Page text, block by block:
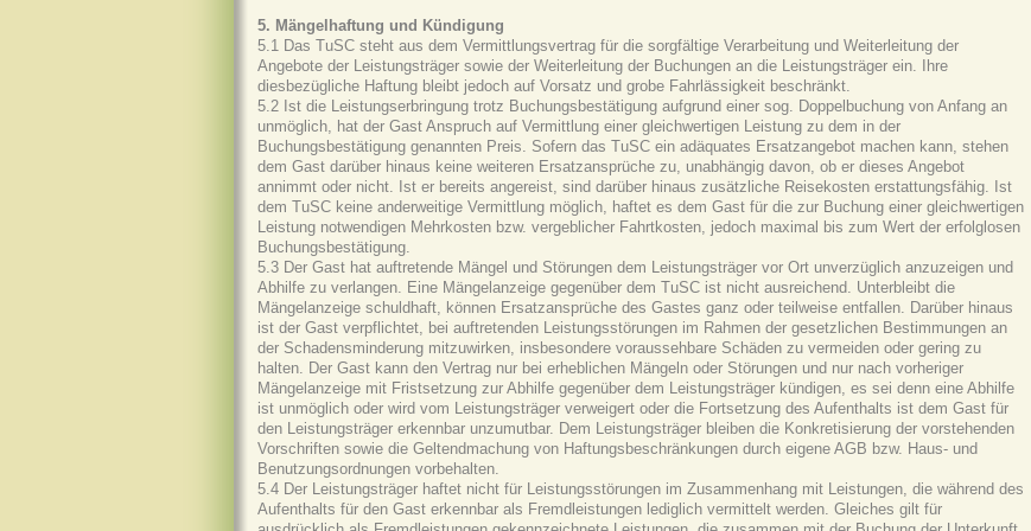
5. Mängelhaftung und Kündigung
5.1 Das TuSC steht aus dem Vermittlungsvertrag für die sorgfältige Verarbeitung und Weiterleitung der
Angebote der Leistungsträger sowie der Weiterleitung der Buchungen an die Leistungsträger ein. Ihre
diesbezügliche Haftung bleibt jedoch auf Vorsatz und grobe Fahrlässigkeit beschränkt.
5.2 Ist die Leistungserbringung trotz Buchungsbestätigung aufgrund einer sog. Doppelbuchung von Anfang an
unmöglich, hat der Gast Anspruch auf Vermittlung einer gleichwertigen Leistung zu dem in der
Buchungsbestätigung genannten Preis. Sofern das TuSC ein adäquates Ersatzangebot machen kann, stehen
dem Gast darüber hinaus keine weiteren Ersatzansprüche zu, unabhängig davon, ob er dieses Angebot
annimmt oder nicht. Ist er bereits angereist, sind darüber hinaus zusätzliche Reisekosten erstattungsfähig. Ist
dem TuSC keine anderweitige Vermittlung möglich, haftet es dem Gast für die zur Buchung einer gleichwertigen
Leistung notwendigen Mehrkosten bzw. vergeblicher Fahrtkosten, jedoch maximal bis zum Wert der erfolglosen
Buchungsbestätigung.
5.3 Der Gast hat auftretende Mängel und Störungen dem Leistungsträger vor Ort unverzüglich anzuzeigen und
Abhilfe zu verlangen. Eine Mängelanzeige gegenüber dem TuSC ist nicht ausreichend. Unterbleibt die
Mängelanzeige schuldhaft, können Ersatzansprüche des Gastes ganz oder teilweise entfallen. Darüber hinaus
ist der Gast verpflichtet, bei auftretenden Leistungsstörungen im Rahmen der gesetzlichen Bestimmungen an
der Schadensminderung mitzuwirken, insbesondere voraussehbare Schäden zu vermeiden oder gering zu
halten. Der Gast kann den Vertrag nur bei erheblichen Mängeln oder Störungen und nur nach vorheriger
Mängelanzeige mit Fristsetzung zur Abhilfe gegenüber dem Leistungsträger kündigen, es sei denn eine Abhilfe
ist unmöglich oder wird vom Leistungsträger verweigert oder die Fortsetzung des Aufenthalts ist dem Gast für
den Leistungsträger erkennbar unzumutbar. Dem Leistungsträger bleiben die Konkretisierung der vorstehenden
Vorschriften sowie die Geltendmachung von Haftungsbeschränkungen durch eigene AGB bzw. Haus- und
Benutzungsordnungen vorbehalten.
5.4 Der Leistungsträger haftet nicht für Leistungsstörungen im Zusammenhang mit Leistungen, die während des
Aufenthalts für den Gast erkennbar als Fremdleistungen lediglich vermittelt werden. Gleiches gilt für